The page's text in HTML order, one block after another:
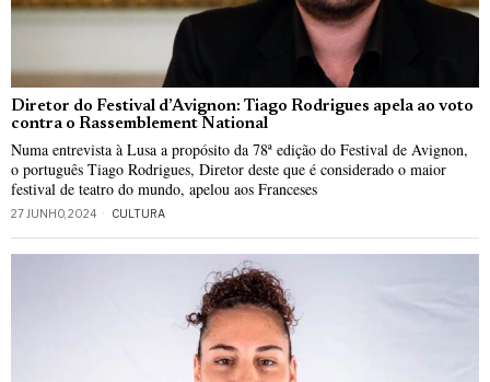
Diretor do Festival d’Avignon: Tiago Rodrigues apela ao voto
contra o Rassemblement National
Numa entrevista à Lusa a propósito da 78ª edição do Festival de Avignon,
o português Tiago Rodrigues, Diretor deste que é considerado o maior
festival de teatro do mundo, apelou aos Franceses
27 JUNHO, 2024 CULTURA